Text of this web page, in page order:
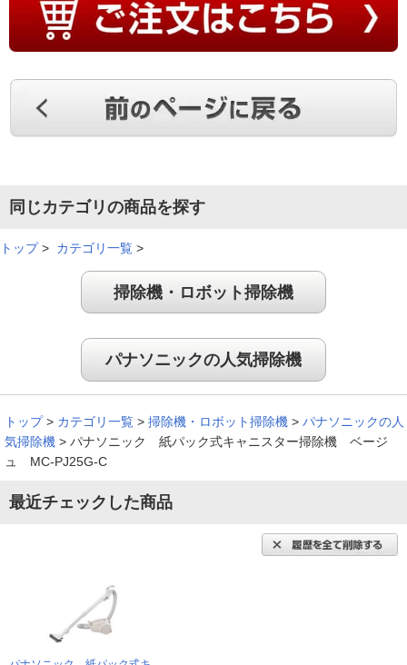
同じカテゴリの商品を探す
トップ> カテゴリ一覧 >
掃除機・ロボット掃除機
パナソニックの人気掃除機
トップ > カテゴリ一覧 > 掃除機・ロボット掃除機 > パナソニックの人
気掃除機 > パナソニック 紙パック式キャニスター掃除機 ベージ
ュ MC-PJ25G-C
最近チェックした商品